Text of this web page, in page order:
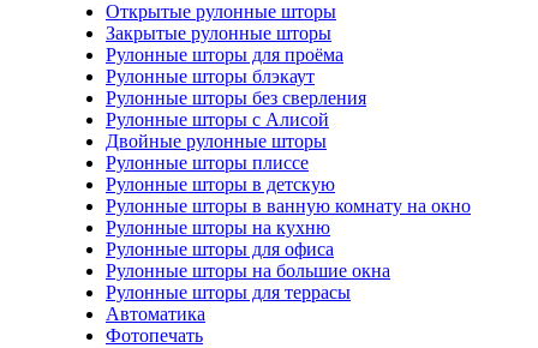
Открытые рулонные шторы
Закрытые рулонные шторы
Рулонные шторы для проёма
Рулонные шторы блэкаут
Рулонные шторы без сверления
Рулонные шторы с Алисой
Двойные рулонные шторы
Рулонные шторы плиссе
Рулонные шторы в детскую
Рулонные шторы в ванную комнату на окно
Рулонные шторы на кухню
Рулонные шторы для офиса
Рулонные шторы на большие окна
Рулонные шторы для террасы
Автоматика
Фотопечать